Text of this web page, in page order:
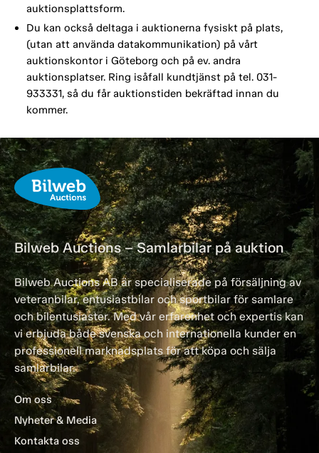
auktionsplattsform.
Du kan också deltaga i auktionerna fysiskt på plats,
(utan att använda datakommunikation) på vårt
auktionskontor i Göteborg och på ev. andra
auktionsplatser. Ring isåfall kundtjänst på tel. 031-
933331, så du får auktionstiden bekräftad innan du
kommer.
Bilweb Auctions – Samlarbilar på auktion
Bilweb Auctions AB är specialiserade på försäljning av
veteranbilar, entusiastbilar och sportbilar för samlare
och bilentusiaster. Med vår erfarenhet och expertis kan
vi erbjuda både svenska och internationella kunder en
professionell marknadsplats för att köpa och sälja
samlarbilar.
Om oss
Nyheter & Media
Kontakta oss